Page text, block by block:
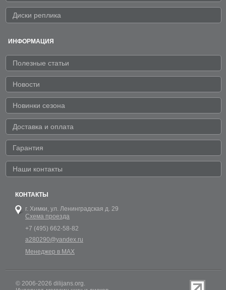
Диски реплика
ИНФОРМАЦИЯ
Полезные статьи
Новости
Новинки сезона
Доставка и оплата
Гарантия
Наши контакты
КОНТАКТЫ
г. Химки, ул. Ленинградская д. 29
Схема проезда
+7 (495) 662-58-82
a280290@yandex.ru
Менеджер в MAX
© 2006-2026 dilijans.org.